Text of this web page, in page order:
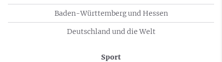
Baden-Württemberg und Hessen
Deutschland und die Welt
Sport